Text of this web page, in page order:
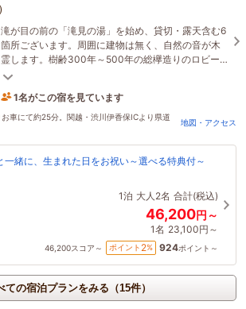
滝が目の前の「滝見の湯」を始め、貸切・露天含む6
箇所ございます。周囲に建物は無く、自然の音が木
霊します。樹齢300年～500年の総欅造りのロビー
はじめ、木の香り溢れる館内でゆっくりお寛ぎ下さ
19時間前に予約されました
車にて約25分。関越・渋川伊香保ICより県道
地図・アクセス
一緒に、生まれた日をお祝い～選べる特典付～
1泊 大人2名 合計(税込)
46,200円～
1名 23,100円～
46,200スコア～ ポイント 2% 924ポイント～
ての宿泊プランをみる（15件）